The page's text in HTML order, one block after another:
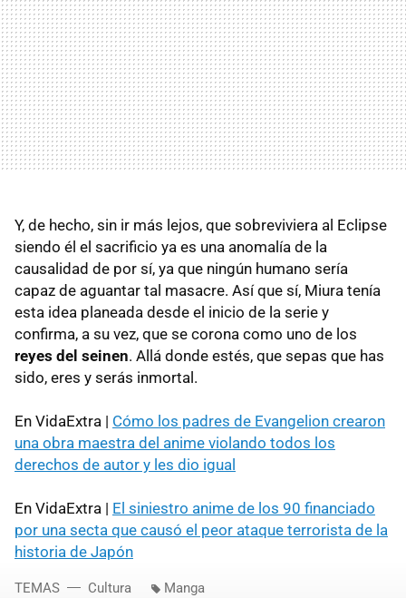
Y, de hecho, sin ir más lejos, que sobreviviera al Eclipse
siendo él el sacrificio ya es una anomalía de la
causalidad de por sí, ya que ningún humano sería
capaz de aguantar tal masacre. Así que sí, Miura tenía
esta idea planeada desde el inicio de la serie y
confirma, a su vez, que se corona como uno de los
reyes del seinen. Allá donde estés, que sepas que has
sido, eres y serás inmortal.
En VidaExtra | Cómo los padres de Evangelion crearon
una obra maestra del anime violando todos los
derechos de autor y les dio igual
En VidaExtra | El siniestro anime de los 90 financiado
por una secta que causó el peor ataque terrorista de la
historia de Japón
TEMAS Cultura Manga